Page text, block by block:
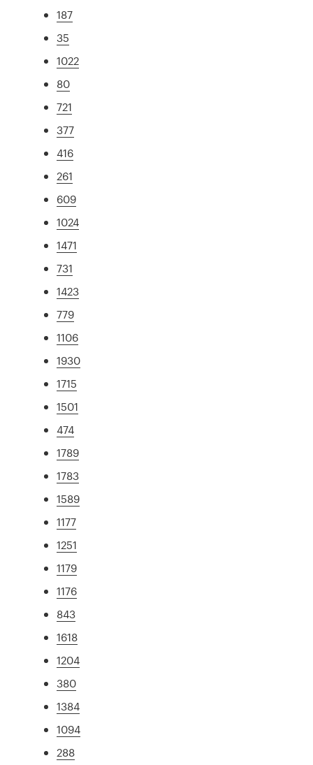
187
35
1022
80
721
377
416
261
609
1024
1471
731
1423
779
1106
1930
1715
1501
474
1789
1783
1589
1177
1251
1179
1176
843
1618
1204
380
1384
1094
288